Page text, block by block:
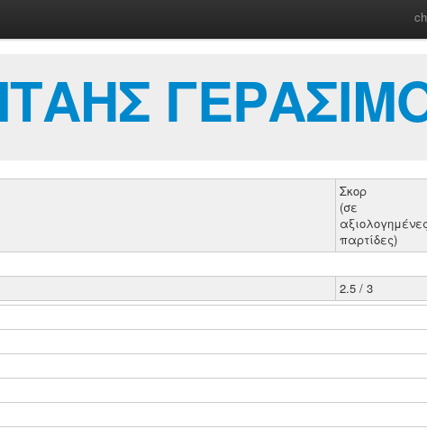
Σκορ
(σε
αξιολογημένες
παρτίδες)
2.5 / 3